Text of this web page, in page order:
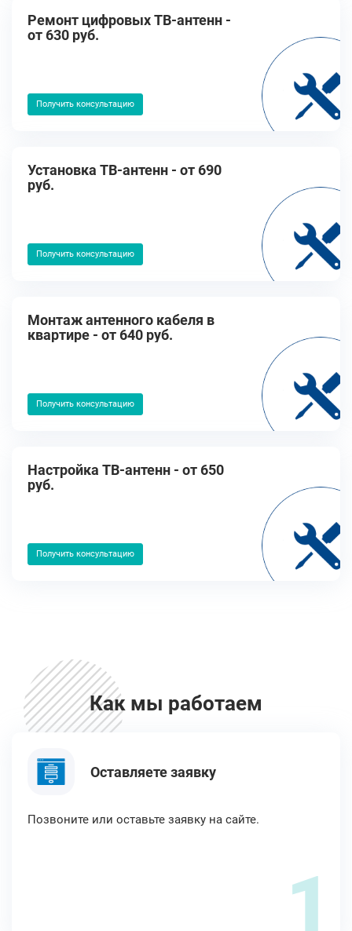
Ремонт цифровых ТВ-антенн -
от 630 руб.
Получить консультацию
Установка ТВ-антенн - от 690
руб.
Получить консультацию
Монтаж антенного кабеля в
квартире - от 640 руб.
Получить консультацию
Настройка ТВ-антенн - от 650
руб.
Получить консультацию
Как мы работаем
Оставляете заявку
Позвоните или оставьте заявку на сайте.
1